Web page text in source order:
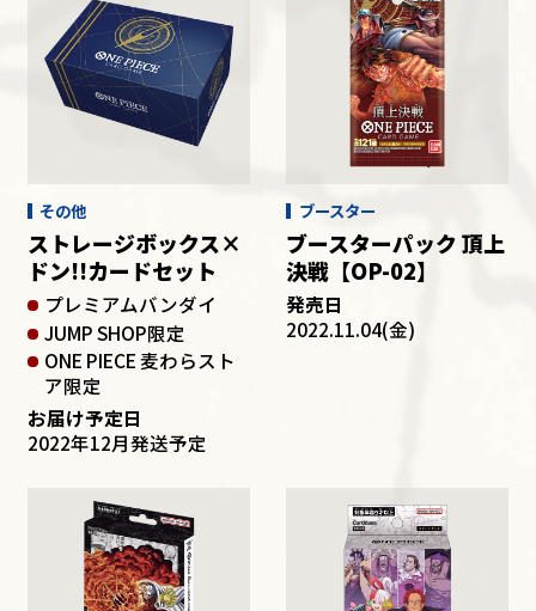
その他
プレミアムバンダイ
JUMP SHOP限定
ONE PIECE 麦わらスト
ア限定
ストレージボックス×
ドン!!カードセット
お届け予定日
2022年12月発送予定
ブースター
ブースターパック 頂上
決戦【OP-02】
発売日
2022.11.04(金)